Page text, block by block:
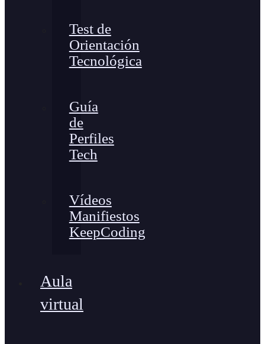
Test de
Orientación
Tecnológica
Guía
de
Perfiles
Tech
Vídeos
Manifiestos
KeepCoding
Aula
virtual